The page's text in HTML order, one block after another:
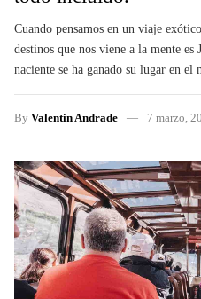
Cuando pensamos en un viaje
destinos que nos viene a la mente es
naciente se ha ganado su lugar en el
By Valentin Andrade 7 marzo,